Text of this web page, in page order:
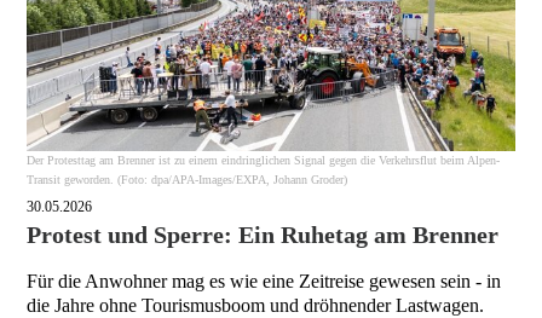
Der Protesttag am Brenner ist zu einem eindringlichen Signal gegen die Verkehrsflut beim Alpen-
Transit geworden. (Foto: dpa/APA-Images/EXPA, Johann Groder)
30.05.2026
Protest und Sperre: Ein Ruhetag am Brenner
Für die Anwohner mag es wie eine Zeitreise gewesen sein - in
die Jahre ohne Tourismusboom und dröhnender Lastwagen.